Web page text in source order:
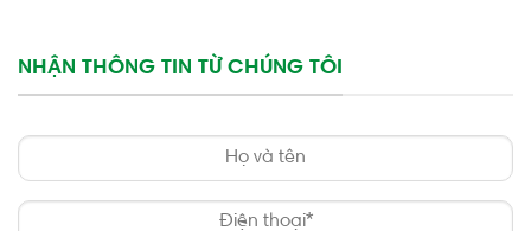
NHẬN THÔNG TIN TỪ CHÚNG TÔI